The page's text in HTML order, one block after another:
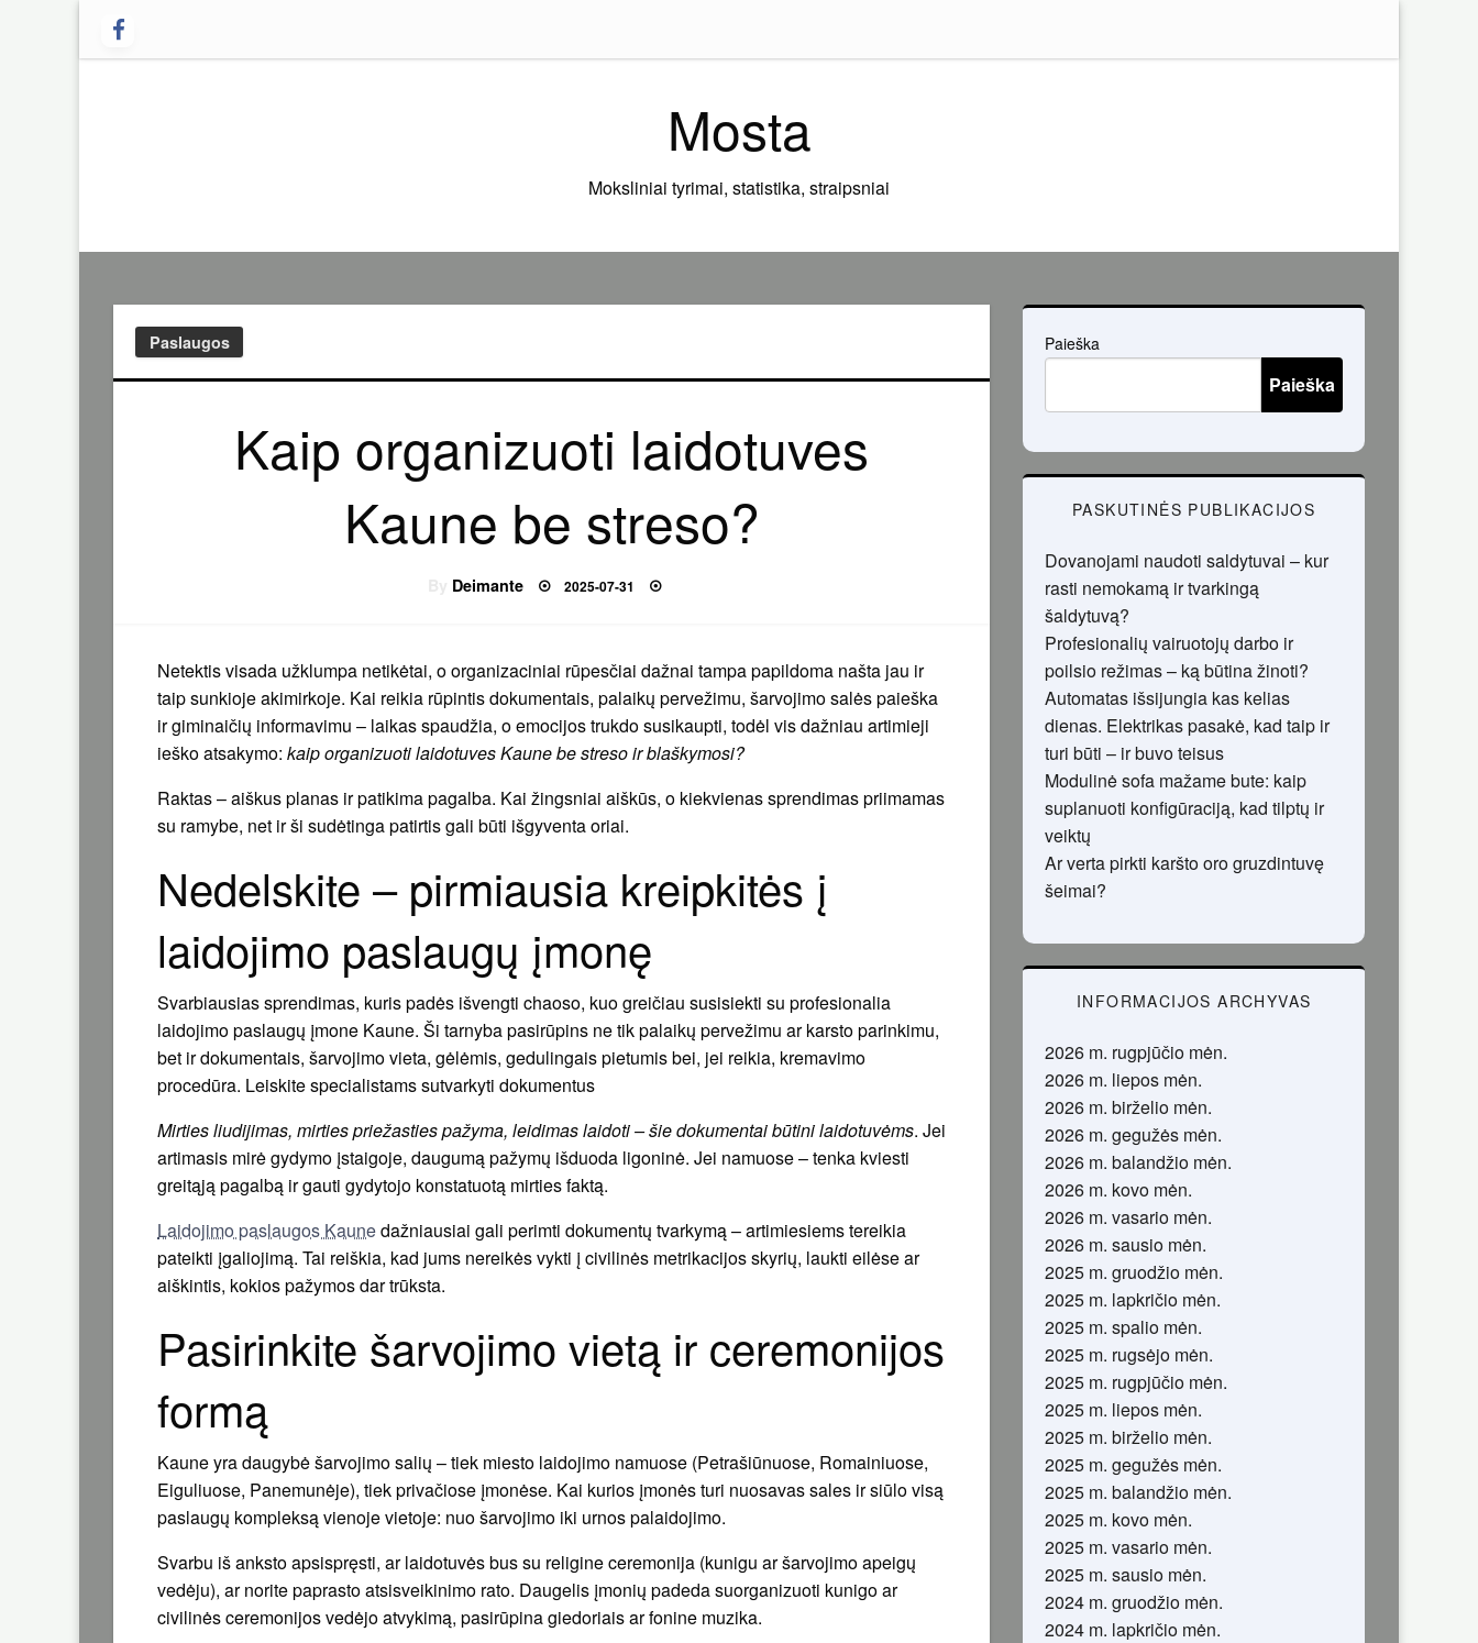
Mosta
Moksliniai tyrimai, statistika, straipsniai
Paslaugos
Kaip organizuoti laidotuves
Kaune be streso?
Deimante Posted
2025-07-31
Netektis visada užklumpa netikėtai, o organizaciniai rūpesčiai dažnai tampa papildoma našta jau ir
taip sunkioje akimirkoje. Kai reikia rūpintis dokumentais, palaikų pervežimu, šarvojimo salės paieška
ir giminaičių informavimu – laikas spaudžia, o emocijos trukdo susikaupti, todėl vis dažniau artimieji
ieško atsakymo: kaip organizuoti laidotuves Kaune be streso ir blaškymosi?
Raktas – aiškus planas ir patikima pagalba. Kai žingsniai aiškūs, o kiekvienas sprendimas priimamas
su ramybe, net ir ši sudėtinga patirtis gali būti išgyventa oriai.
Nedelskite – pirmiausia kreipkitės į
laidojimo paslaugų įmonę
Svarbiausias sprendimas, kuris padės išvengti chaoso, kuo greičiau susisiekti su profesionalia
laidojimo paslaugų įmone Kaune. Ši tarnyba pasirūpins ne tik palaikų pervežimu ar karsto parinkimu,
bet ir dokumentais, šarvojimo vieta, gėlėmis, gedulingais pietumis bei, jei reikia, kremavimo
procedūra. Leiskite specialistams sutvarkyti dokumentus
Mirties liudijimas, mirties priežasties pažyma, leidimas laidoti – šie dokumentai būtini laidotuvėms. Jei
artimasis mirė gydymo įstaigoje, daugumą pažymų išduoda ligoninė. Jei namuose – tenka kviesti
greitąją pagalbą ir gauti gydytojo konstatuotą mirties faktą.
Laidojimo paslaugos Kaunedažniausiai gali perimti dokumentų tvarkymą – artimiesiems tereikia
pateikti įgaliojimą. Tai reiškia, kad jums nereikės vykti į civilinės metrikacijos skyrių, laukti eilėse ar
aiškintis, kokios pažymos dar trūksta.
Pasirinkite šarvojimo vietą ir ceremonijos
formą
Kaune yra daugybė šarvojimo salių – tiek miesto laidojimo namuose (Petrašiūnuose, Romainiuose,
Eiguliuose, Panemunėje), tiek privačiose įmonėse. Kai kurios įmonės turi nuosavas sales ir siūlo visą
paslaugų kompleksą vienoje vietoje: nuo šarvojimo iki urnos palaidojimo.
Svarbu iš anksto apsispręsti, ar laidotuvės bus su religine ceremonija (kunigu ar šarvojimo apeigų
vedėju), ar norite paprasto atsisveikinimo rato. Daugelis įmonių padeda suorganizuoti kunigo ar
civilinės ceremonijos vedėjo atvykimą, pasirūpina giedoriais ar fonine muzika.
Paieška
Paieška
PASKUTINĖS PUBLIKACIJOS
Dovanojami naudoti saldytuvai – kur
rasti nemokamą ir tvarkingą
šaldytuvą?
Profesionalių vairuotojų darbo ir
poilsio režimas – ką būtina žinoti?
Automatas išsijungia kas kelias
dienas. Elektrikas pasakė, kad taip ir
turi būti – ir buvo teisus
Modulinė sofa mažame bute: kaip
suplanuoti konfigūraciją, kad tilptų ir
veiktų
Ar verta pirkti karšto oro gruzdintuvę
šeimai?
INFORMACIJOS ARCHYVAS
2026 m. rugpjūčio mėn.
2026 m. liepos mėn.
2026 m. birželio mėn.
2026 m. gegužės mėn.
2026 m. balandžio mėn.
2026 m. kovo mėn.
2026 m. vasario mėn.
2026 m. sausio mėn.
2025 m. gruodžio mėn.
2025 m. lapkričio mėn.
2025 m. spalio mėn.
2025 m. rugsėjo mėn.
2025 m. rugpjūčio mėn.
2025 m. liepos mėn.
2025 m. birželio mėn.
2025 m. gegužės mėn.
2025 m. balandžio mėn.
2025 m. kovo mėn.
2025 m. vasario mėn.
2025 m. sausio mėn.
2024 m. gruodžio mėn.
2024 m. lapkričio mėn.